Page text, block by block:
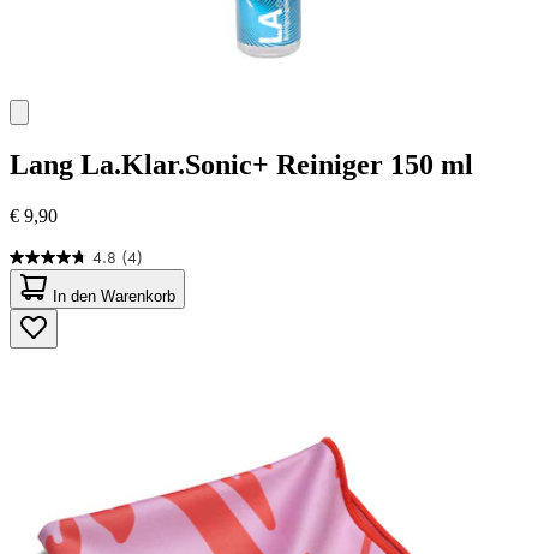
Lang La.Klar.Sonic+ Reiniger 150 ml
€ 9,90
4.8 (4)
4.8
von
5
Sternen.
4
In den Warenkorb